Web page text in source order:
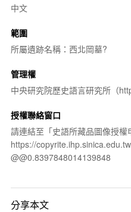
中文
範圍
所屬遺跡名稱：西北岡墓?
管理權
中央研究院歷史語言研究所（
授權聯絡窗口
請連結至「史語所藏品圖像授權
https://
@@0.8397848014139848
分享本文